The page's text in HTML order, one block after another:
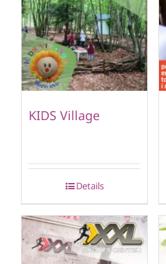
KIDS Village
Details